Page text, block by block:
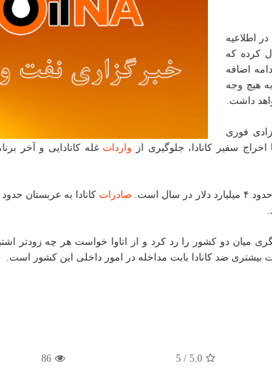
در اطلاعیه
كرده كه
اضافه
هیچ وجه
داشت.
فوری
سفیر كانادا، جلوگیری از واردات غله كانادایی و آخر
است. صادرات
میان دو كشور را رد كرد و از اتاوا خواست هر چه زودتر
بیشتری ضد كانادا بابت مداخله در امور داخلی این كشور است.
5.0
/
5
86